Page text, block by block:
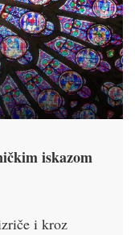
iskazom
i kroz